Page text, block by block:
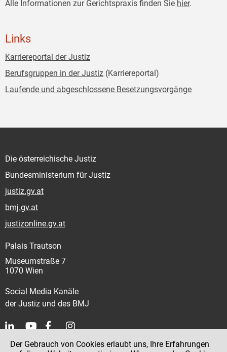
Alle Informationen zur Gerichtspraxis finden Sie hier.
Links
Karriereportal der Justiz
Berufsgruppen in der Justiz (Karriereportal)
Laufende und abgeschlossene Besetzungsvorgänge
Die österreichische Justiz
Bundesministerium für Justiz
justiz.gv.at
bmj.gv.at
justizonline.gv.at
Palais Trautson
Museumstraße 7
1070 Wien
Social Media Kanäle
der Justiz und des BMJ
Kontakt
Der Gebrauch von Cookies erlaubt uns, Ihre Erfahrungen